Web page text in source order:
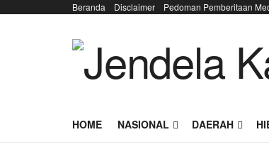
Beranda Disclaimer Pedoman Pemberitaan
HOME NASIONAL DAERAH